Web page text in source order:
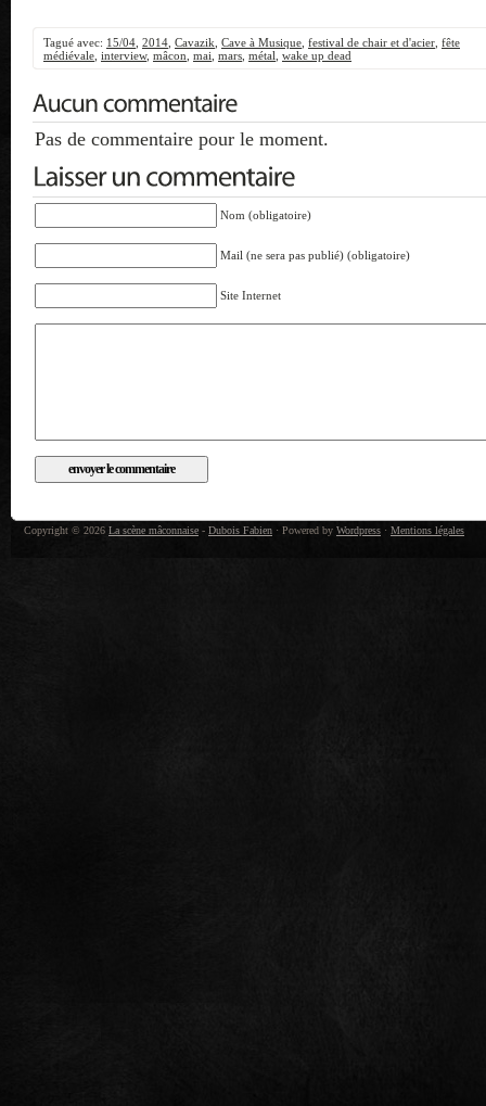
Tagué avec: 15/04 2014 Cavazik Cave à Musique festival de chair et d'acier fête
médiévale interview, mâcon mai mars métal wake up dead
Pas de commentaire pour le moment.
Nom (obligatoire)
Mail (ne sera pas publié) (obligatoire)
Site Internet
Copyright © 2026 La scène mâconnaise - Dubois Fabien · Powered by Wordpress · Mentions légales